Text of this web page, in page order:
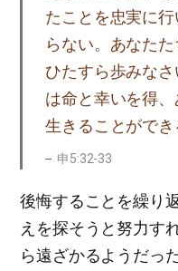
たことを忠実に
らない。あなた
ひたすら歩みな
は命と幸いを得
生きることができ
申5:32-33
後悔することを繰り
えを探そうと努力す
ら遠ざかるようだっ